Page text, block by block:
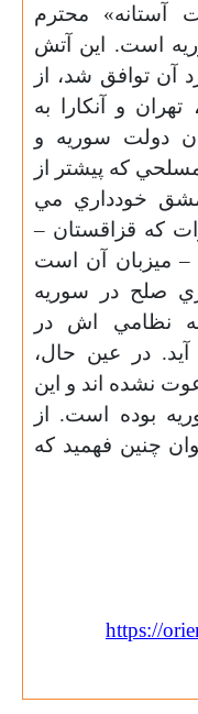
آستانه» محترم
است. اين آتش
٢٠١٦ درمورد آن توافق شد، از
تهران و آنکارا به
دولت سوريه و
که پيشتر از
خودداري مي
که قزاقستان –
– ميزبان آن است
صلح در سوريه
نظامي اش در
مي آيد. در عين حال،
نشده اند و اين
بوده است. از
چنين فهميد که
https://